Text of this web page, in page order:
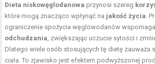
Dieta niskowęglodanowa przynosi szereg
które mogą znacząco wpłynąć na jakość życia .
ograniczenie spożycia węglowodanów wspomaga
odchudzania , zwiększając uczucie sytości i
Dlatego wiele osób stosujących tę dietę zauważa
ciała. To zjawisko jest efektem podwyższonej